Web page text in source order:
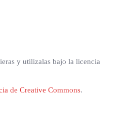
y utilizalas bajo la licencia
de Creative Commons.